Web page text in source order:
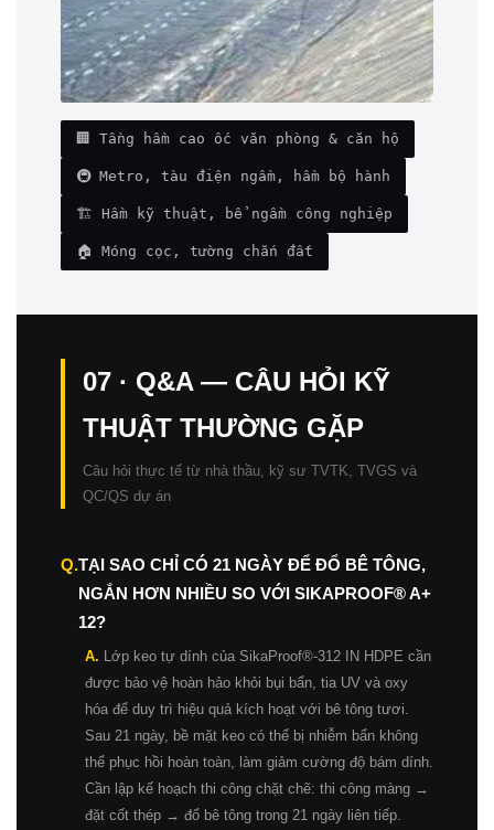
🏢 Tầng hầm cao ốc văn phòng & căn hộ
🚇 Metro, tàu điện ngầm, hầm bộ hành
🏗️ Hầm kỹ thuật, bể ngầm công nghiệp
🏠 Móng cọc, tường chắn đất
07 · Q&A — CÂU HỎI KỸ
THUẬT THƯỜNG GẶP
Câu hỏi thực tế từ nhà thầu, kỹ sư TVTK, TVGS và
QC/QS dự án
Q.TẠI SAO CHỈ CÓ 21 NGÀY ĐỂ ĐỔ BÊ TÔNG,
NGẮN HƠN NHIỀU SO VỚI SIKAPROOF® A+
12?
A. Lớp keo tự dính của SikaProof®-312 IN HDPE cần
được bảo vệ hoàn hảo khỏi bụi bẩn, tia UV và oxy
hóa để duy trì hiệu quả kích hoạt với bê tông tươi.
Sau 21 ngày, bề mặt keo có thể bị nhiễm bẩn không
thể phục hồi hoàn toàn, làm giảm cường độ bám dính.
Cần lập kế hoạch thi công chặt chẽ: thi công màng →
đặt cốt thép → đổ bê tông trong 21 ngày liên tiếp.